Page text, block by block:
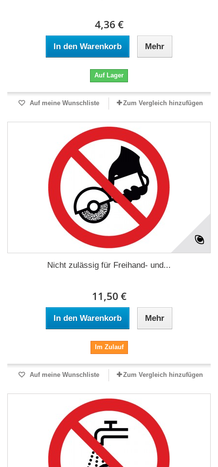
4,36 €
In den Warenkorb Mehr
Auf Lager
Auf meine Wunschliste Zum Vergleich hinzufügen
Nicht zulässig für Freihand- und...
11,50 €
In den Warenkorb Mehr
Im Zulauf
Auf meine Wunschliste Zum Vergleich hinzufügen